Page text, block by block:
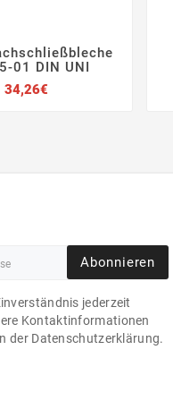
 
01 DIN UNI
34,26€
Abonnieren
jederzeit
Kontaktinformationen
der Datenschutzerklärung.